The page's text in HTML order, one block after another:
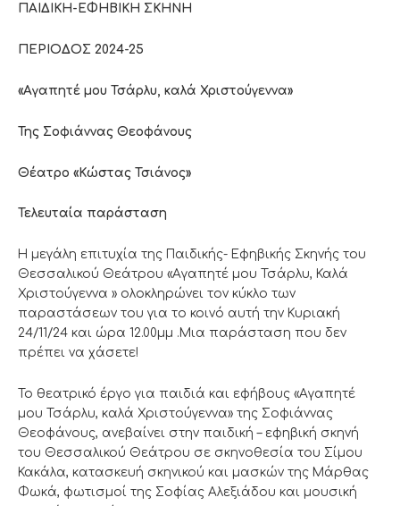
ΠΑΙΔΙΚΗ-ΕΦΗΒΙΚΗ ΣΚΗΝΗ
ΠΕΡΙΟΔΟΣ 2024-25
«Αγαπητέ μου Τσάρλυ, καλά Χριστούγεννα»
Της Σοφιάννας Θεοφάνους
Θέατρο «Κώστας Τσιάνος»
Τελευταία παράσταση
Η μεγάλη επιτυχία της Παιδικής- Εφηβικής Σκηνής του
Θεσσαλικού Θεάτρου «Αγαπητέ μου Τσάρλυ, Καλά
Χριστούγεννα » ολοκληρώνει τον κύκλο των
παραστάσεων του για το κοινό αυτή την Κυριακή
24/11/24 και ώρα 12.00μμ .Μια παράσταση που δεν
πρέπει να χάσετε!
Το θεατρικό έργο για παιδιά και εφήβους «Αγαπητέ
μου Τσάρλυ, καλά Χριστούγεννα» της Σοφιάννας
Θεοφάνους, ανεβαίνει στην παιδική – εφηβική σκηνή
του Θεσσαλικού Θεάτρου σε σκηνοθεσία του Σίμου
Κακάλα, κατασκευή σκηνικού και μασκών της Μάρθας
Φωκά, φωτισμοί της Σοφίας Αλεξιάδου και μουσική